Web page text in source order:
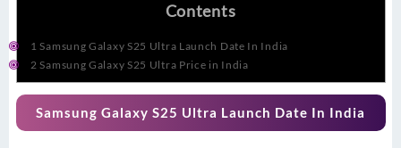
Contents
1 Samsung Galaxy S25 Ultra Launch Date In India
2 Samsung Galaxy S25 Ultra Price in India
Samsung Galaxy S25 Ultra Launch Date In India